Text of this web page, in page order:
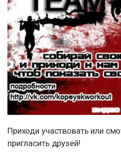
Приходи участвовать или
пригласить друзей!